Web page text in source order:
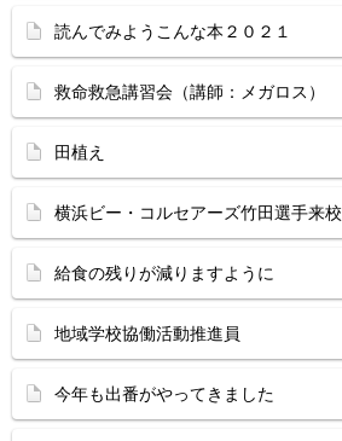
読んでみようこんな本２０２１
救命救急講習会（講師：メガロス）
田植え
横浜ビー・コルセアーズ竹田選手来校
給食の残りが減りますように
地域学校協働活動推進員
今年も出番がやってきました